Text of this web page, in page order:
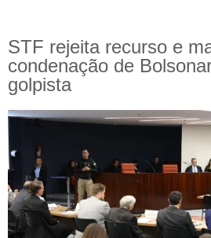
STF rejeita recurso e
condenação de
golpista